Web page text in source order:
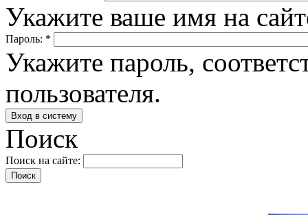
Укажите ваше имя на
Пароль: *
Укажите пароль,
пользователя.
Поиск
Поиск на сайте: